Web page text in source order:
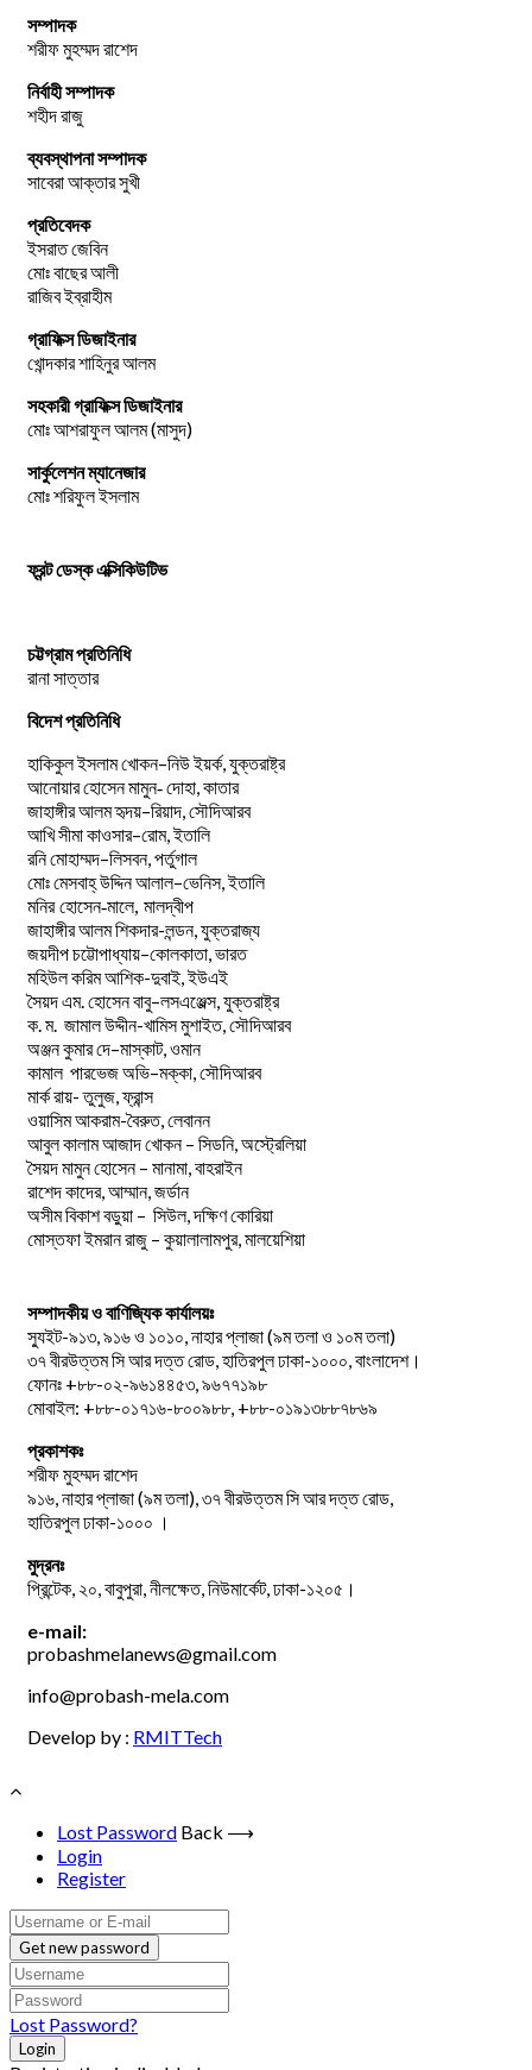
সম্পাদক
শরীফ মুহম্মদ রাশেদ
নির্বাহী সম্পাদক
শহীদ রাজু
ব্যবস্থাপনা সম্পাদক
সাবেরা আক্তার সুখী
প্রতিবেদক
ইসরাত জেবিন
মোঃ বাছের আলী
রাজিব ইব্রাহীম
গ্রাফিক্স ডিজাইনার
খোন্দকার শাহিনুর আলম
সহকারী গ্রাফিক্স ডিজাইনার
মোঃ আশরাফুল আলম (মাসুদ)
সার্কুলেশন ম্যানেজার
মোঃ শরিফুল ইসলাম
ফ্রন্ট ডেস্ক এক্সিকিউটিভ
চট্টগ্রাম প্রতিনিধি
রানা সাত্তার
বিদেশ প্রতিনিধি
হাকিকুলইসলামখোকন–নিউইয়র্ক, যুক্তরাষ্ট্র
আনোয়ারহোসেনমামুন-দোহা কাতার
জাহাঙ্গীরআলমহৃদয়–রিয়াদ সৌদিআরব
আখিসীমাকাওসার–রোম,ইতালি
রনিমোহাম্মদ–লিসবন, পর্তুগাল
মোঃমেসবাহ্উদ্দিনআলাল–ভেনিস,ইতালি
মনির হোসেন-মালে, মালদ্বীপ
জাহাঙ্গীর আলম শিকদার-লন্ডন, যুক্তরাজ্য
জয়দীপচট্টোপাধ্যায়–কোলকাতা ভারত
মহিউল করিম আশিক-দুবাই, ইউএই
সৈয়দএম. হোসেনবাবু–লসএঞ্জেল্স, যুক্তরাষ্ট্র
ক ম. জামালউদ্দীন-খামিস মুশাইত, সৌদিআরব
অঞ্জনকুমারদে–মাস্কাট, ওমান
কামাল পারভেজঅভি–মক্কা সৌদিআরব
মার্ক রায়- তুলুজ, ফ্রান্স
ওয়াসিম আকরাম-বৈরুত, লেবানন
আবুল কালাম আজাদ খোকন – সিডনি, অস্ট্রেলিয়া
সৈয়দ মামুন হোসেন – মানামা, বাহরাইন
রাশেদ কাদের, আম্মান, জর্ডান
অসীম বিকাশ বড়ুয়া – সিউল, দক্ষিণ কোরিয়া
মোস্তফা ইমরান রাজু – কুয়ালালামপুর, মালয়েশিয়া
সম্পাদকীয় ও বাণিজ্যিক কার্যালয়ঃ
স্যুইট-৯১৩, ৯১৬ ও ১০১০, নাহার প্লাজা (৯ম তলা ও ১০ম তলা)
৩৭ বীরউত্তম সি আর দত্ত রোড, হাতিরপুল ঢাকা-১০০০, বাংলাদেশ।
ফোনঃ +৮৮-০২-৯৬১৪৪৫৩, ৯৬৭৭১৯৮
মোবাইল: +৮৮-০১৭১৬-৮০০৯৮৮, +৮৮-০১৯১৩৮৮৭৮৬৯
প্রকাশকঃ
শরীফ মুহম্মদ রাশেদ
৯১৬, নাহার প্লাজা (৯ম তলা), ৩৭ বীরউত্তম সি আর দত্ত রোড,
হাতিরপুল ঢাকা-১০০০ ।
মুদ্রনঃ
প্রিন্টেক, ২০, বাবুপুরা, নীলক্ষেত, নিউমার্কেট, ঢাকা-১২০৫।
e-mail:
probashmelanews@gmail.com
info@probash-mela.com
Develop by : RMITTech
Lost Password Back ⟶
Login
Register
Get new password
Lost Password?
Login